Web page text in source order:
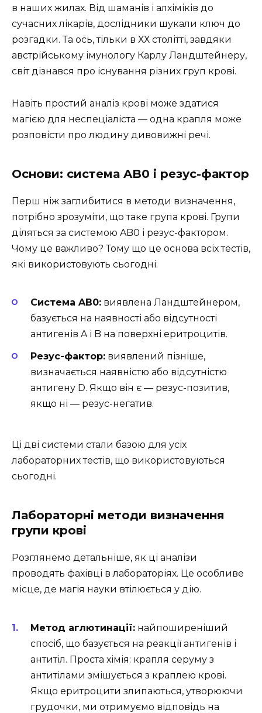
в наших жилах. Від шаманів і алхіміків до
сучасних лікарів, дослідники шукали ключ до
розгадки. Та ось, тільки в ХХ столітті, завдяки
австрійському імунологу Карлу Ландштейнеру,
світ дізнався про існування різних груп крові.
Навіть простий аналіз крові може здатися
магією для неспеціаліста — одна крапля може
розповісти про людину дивовижні речі.
Основи: система AB0 і резус-фактор
Перш ніж заглибитися в методи визначення,
потрібно зрозуміти, що таке група крові. Групи
діляться за системою AB0 і резус-фактором.
Чому це важливо? Тому що це основа всіх тестів,
які використовують сьогодні.
Система AB0: виявлена Ландштейнером,
базується на наявності або відсутності
антигенів A і B на поверхні еритроцитів.
Резус-фактор: виявлений пізніше,
визначається наявністю або відсутністю
антигену D. Якщо він є — резус-позитив,
якщо ні — резус-негатив.
Ці дві системи стали базою для усіх
лабораторних тестів, що використовуються
сьогодні.
Лабораторні методи визначення
групи крові
Розглянемо детальніше, як ці аналізи
проводять фахівці в лабораторіях. Це особливе
місце, де магія науки втілюється у дію.
Метод аглютинації: найпоширеніший
спосіб, що базується на реакції антигенів і
антитіл. Проста хімія: крапля серуму з
антитілами змішується з краплею крові.
Якщо еритроцити злипаються, утворюючи
грудочки, ми отримуємо відповідь на